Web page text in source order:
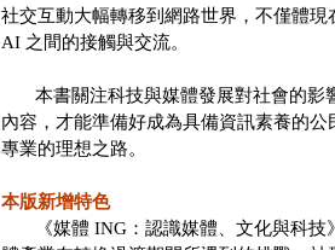
社交互動大幅轉移到網路世界，不僅體
AI 之間的接觸與交流。
本書關注科技與媒體發展對社會的影
內容，才能準備好成為具備資訊素養的
專業的理想之路。
本版新增特色
《媒體 ING：認識媒體、文化與科技